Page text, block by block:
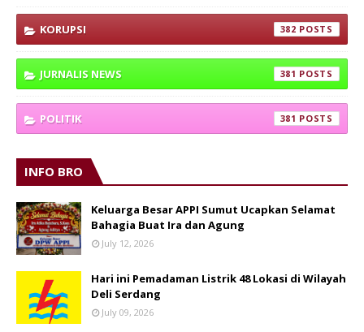
KORUPSI 382
JURNALIS NEWS 381
POLITIK 381
INFO BRO
Keluarga Besar APPI Sumut Ucapkan Selamat
Bahagia Buat Ira dan Agung
July 12, 2026
Hari ini Pemadaman Listrik 48 Lokasi di Wilayah
Deli Serdang
July 09, 2026